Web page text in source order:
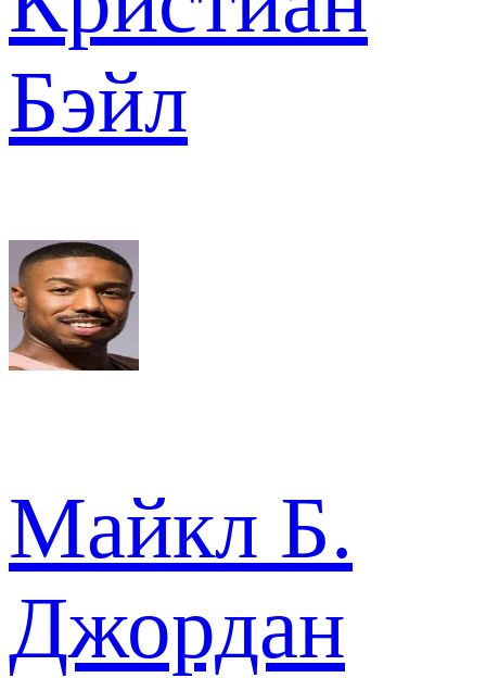
Бэйл
Майкл Б.
Джордан